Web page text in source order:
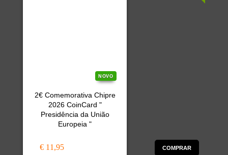
NOVO
2€ Comemorativa Chipre
2026 CoinCard "
Presidência da União
Europeia "
€ 11,95 COMPRAR